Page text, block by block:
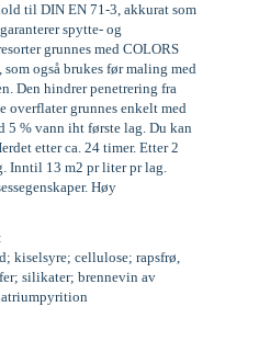
til DIN EN 71-3, akkurat som
spytte- og
grunnes med COLORS
også brukes før maling med
Den hindrer penetrering fra
overflater grunnes enkelt med
5 % vann iht første lag. Du kan
etter ca. 24 timer. Etter 2
Inntil 13 m2 pr liter pr lag.
Høy
kiselsyre; cellulose; rapsfrø,
silikater; brennevin av